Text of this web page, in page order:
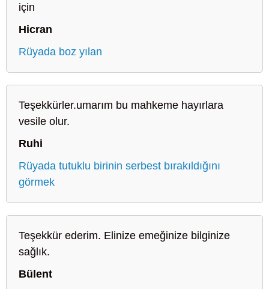
için
Hicran
Rüyada boz yılan
Teşekkürler.umarım bu mahkeme hayırlara
vesile olur.
Ruhi
Rüyada tutuklu birinin serbest bırakıldığını
görmek
Teşekkür ederim. Elinize emeğinize bilginize
sağlık.
Bülent